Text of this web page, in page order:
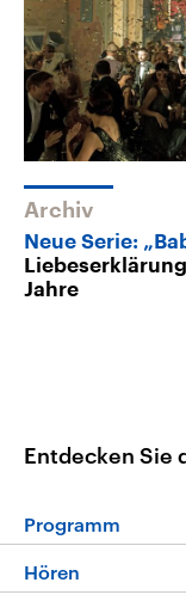
Archiv
Neue Serie:
Jahre
Entdecken Sie
Programm
Programm
Hören